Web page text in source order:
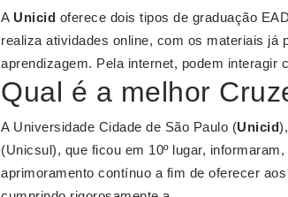
A Unicid oferece dois tipos de graduação
realiza atividades online, com os materiais já
aprendizagem. Pela internet, podem
Qual é a melhor
A Universidade Cidade de São Paulo (Unicid
(Unicsul), que ficou em 10º lugar,
aprimoramento contínuo a fim de oferecer